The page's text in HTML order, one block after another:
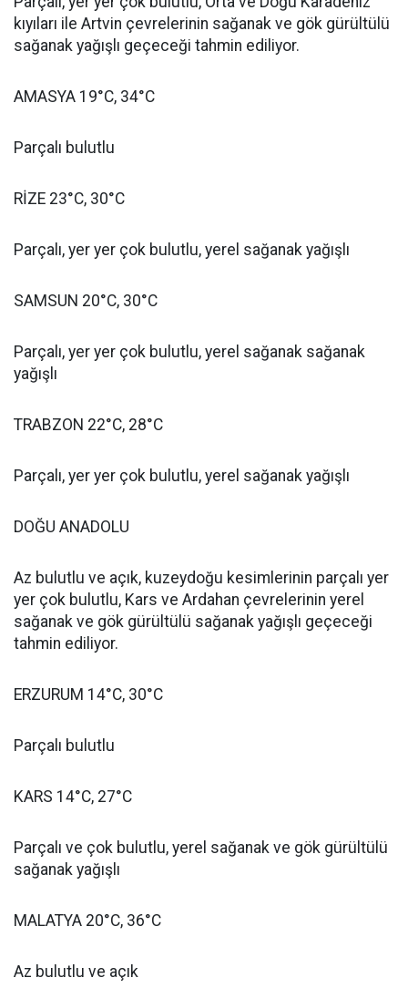
kıyıları ile Artvin çevrelerinin sağanak ve gök gürültülü
sağanak yağışlı geçeceği tahmin ediliyor.
AMASYA 19°C, 34°C
Parçalı bulutlu
RİZE 23°C, 30°C
Parçalı, yer yer çok bulutlu, yerel sağanak yağışlı
SAMSUN 20°C, 30°C
Parçalı, yer yer çok bulutlu, yerel sağanak sağanak
yağışlı
TRABZON 22°C, 28°C
Parçalı, yer yer çok bulutlu, yerel sağanak yağışlı
DOĞU ANADOLU
Az bulutlu ve açık, kuzeydoğu kesimlerinin parçalı yer
yer çok bulutlu, Kars ve Ardahan çevrelerinin yerel
sağanak ve gök gürültülü sağanak yağışlı geçeceği
tahmin ediliyor.
ERZURUM 14°C, 30°C
Parçalı bulutlu
KARS 14°C, 27°C
Parçalı ve çok bulutlu, yerel sağanak ve gök gürültülü
sağanak yağışlı
MALATYA 20°C, 36°C
Az bulutlu ve açık